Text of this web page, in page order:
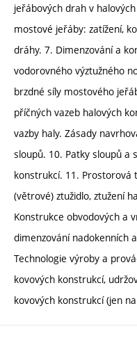
jeřábových drah v
mostové jeřáby: zatížení,
dráhy. 7. Dimenzování a
vodorovného výztužného
brzdné síly mostového
příčných vazeb halových
vazby haly. Zásady
sloupů. 10. Patky sloupů a
konstrukcí. 11. Prostorová
(větrové) ztužidlo, ztužení
Konstrukce obvodových a
dimenzování nadokenních
Technologie výroby a
kovových konstrukcí,
kovových konstrukcí (jen